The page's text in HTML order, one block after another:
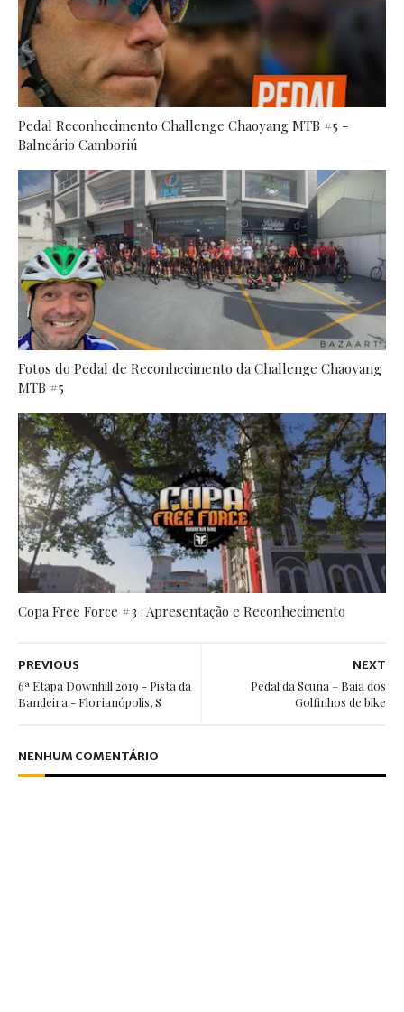
Pedal Reconhecimento Challenge Chaoyang MTB #5 -
Balneário Camboriú
Fotos do Pedal de Reconhecimento da Challenge Chaoyang
MTB #5
Copa Free Force #3 : Apresentação e Reconhecimento
NEXT
Pedal da Scuna – Baia dos
Golfinhos de bike
PREVIOUS
6ª Etapa Downhill 2019 - Pista da
Bandeira - Florianópolis, S
NENHUM COMENTÁRIO